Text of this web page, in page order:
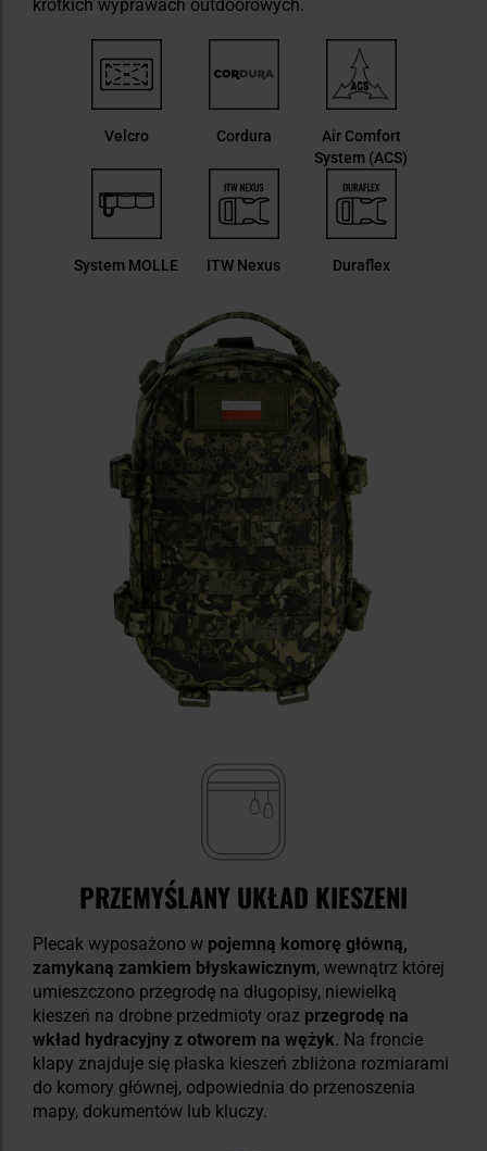
krótkich wyprawach outdoorowych.
Velcro Cordura
Air Comfort
System (ACS)
System MOLLE ITW Nexus Duraflex
PRZEMYŚLANY UKŁAD KIESZENI
Plecak wyposażono w pojemną komorę główną,
zamykaną zamkiem błyskawicznym, wewnątrz której
umieszczono przegrodę na długopisy, niewielką
kieszeń na drobne przedmioty oraz przegrodę na
wkład hydracyjny z otworem na wężyk. Na froncie
klapy znajduje się płaska kieszeń zbliżona rozmiarami
do komory głównej, odpowiednia do przenoszenia
mapy, dokumentów lub kluczy.